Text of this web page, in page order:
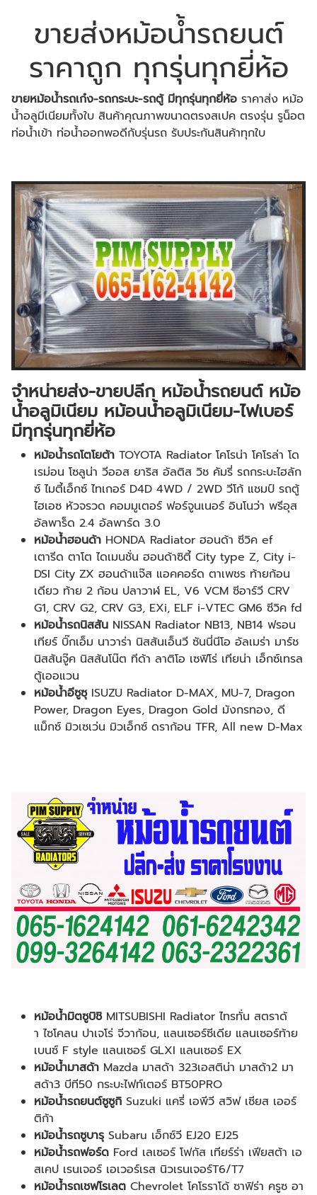
ขายส่งหม้อน้ำรถยนต์
ราคาถูก ทุกรุ่นทุกยี่ห้อ
ขายหม้อน้ำรถเก๋ง-รถกระบะ-รถตู้ มีทุกรุ่นทุกยี่ห้อ ราคาส่ง หม้อ
น้ำอลูมีเนียมทั้งใบ สินค้าคุณภาพขนาดตรงสเปค ตรงรุ่น รูน็อต
ท่อน้ำเข้า ท่อน้ำออกพอดีกับรุ่นรถ รับประกันสินค้าทุกใบ
จำหน่ายส่ง-ขายปลีก หม้อน้ำรถยนต์ หม้อ
น้ำอลูมิเนียม หม้อนน้ำอลูมิเนียม-ไฟเบอร์
มีทุกรุ่นทุกยี่ห้อ
หม้อน้ำรถโตโยต้า TOYOTA Radiator โคโรน่า โคโรล่า โด
เรม่อน โซลูน่า วีออส ยาริส อัลติส วิช คัมรี่ รถกระบะไฮลัก
ซ์ ไมตี้เอ็กซ์ ไทเกอร์ D4D 4WD / 2WD วีโก้ แชมป์ รถตู้
ไฮเอซ หัวจรวด คอมมูเตอร์ ฟอร์จูนเนอร์ อินโนว่า พรีอุส
อัลพาร็ด 2.4 อัลพาร์ด 3.0
หม้อน้ำฮอนด้า HONDA Radiator ฮอนด้า ซีวิค ef
เตารีด ตาโต ไดเมนชั่น ฮอนด้าซิตี้ City type Z, City i-
DSI City ZX ฮอนด้าแจ๊ส แอคคอร์ด ตาเพชร ท้ายก้อน
เดียว ท้าย 2 ก้อน ปลาวาฬ EL, V6 VCM ซีอาร์วี CRV
G1, CRV G2, CRV G3, EXi, ELF i-VTEC GM6 ซีวิค fd
หม้อน้ำรถนิสสัน NISSAN Radiator NB13, NB14 ฟรอน
เทียร์ บิ๊กเอ็ม นาวาร่า นิสสันเอ็นวี ซันนี่นีโอ อัลเมร่า มาร์ช
นิสสันจู๊ค นิสสันโน๊ต ทีด้า ลาติโอ เซฟิโร่ เทียน่า เอ็กซ์เทรล
ตู้เออแวน
หม้อน้ำอีซูซุISUZU Radiator D-MAX, MU-7, Dragon
Power, Dragon Eyes, Dragon Gold มังกรทอง, ดี
แม็กซ์ มิวเซเว่น มิวเอ็กซ์ ดราก้อน TFR, All new D-Max
หม้อน้ำมิตซูบิชิMITSUBISHI Radiator ไทรทั่น สตราด้
า ไซโคลน ปาเจโร่ จีวาก้อน, แลนเซอร์ซีเดีย แลนเซอร์ท้าย
เบนซ์ F style แลนเซอร์ GLXI แลนเซอร์ EX
หม้อน้ำมาสด้า Mazda มาสด้า 323เอสติน่า มาสด้า2 มา
สด้า3 บีที50 กระบะไฟท์เตอร์ BT50PRO
หม้อน้ำรถยนต์ซูซูกิ Suzuki แครี่ เอพีวี สวิฟ เซียส เออร์
ติก้า
หม้อน้ำรถซูบารุ Subaru เอ็กซ์วี EJ20 EJ25
หม้อน้ำรถฟอร์ด Ford เลเซอร์ โฟกัส เทียร์ร่า เฟียสต้า เอ
สเคป เรนเจอร์ เอเวอร์เรส นิวเรนเจอร์T6/T7
หม้อน้ำรถเชฟโรเลต Chevrolet โคโรราโด้ ซาฟิร่า ครูซ อา